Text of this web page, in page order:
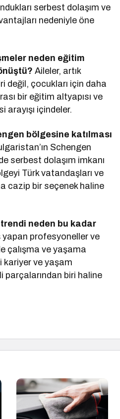
serbest dolaşım ve
nedeniyle öne
neden eğitim
Aileler, artık
değil, çocukları için daha
bir eğitim altyapısı ve
arayışı içindeler.
bölgesine katılması
Schengen
serbest dolaşım imkanı
Türk vatandaşları ve
cazip bir seçenek haline
neden bu kadar
yapan profesyoneller ve
çalışma ve yaşama
kariyer ve yaşam
parçalarından biri haline